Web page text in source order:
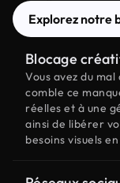
Explorez notre
Blocage
Vous avez du
comble ce
réelles et à une
ainsi de libérer
besoins visuels